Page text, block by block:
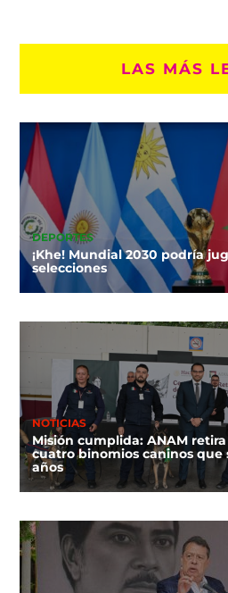
LAS MÁS
DEPORTES
¡Khe! Mundial 2030 podría
selecciones
NOTICIAS
Misión cumplida: ANAM
cuatro binomios caninos que
años